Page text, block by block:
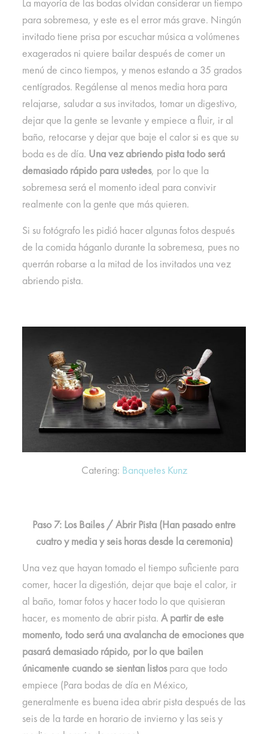
La mayoría de las bodas olvidan considerar un tiempo
para sobremesa, y este es el error más grave. Ningún
invitado tiene prisa por escuchar música a volúmenes
exagerados ni quiere bailar después de comer un
menú de cinco tiempos, y menos estando a 35 grados
centígrados. Regálense al menos media hora para
relajarse, saludar a sus invitados, tomar un digestivo,
dejar que la gente se levante y empiece a fluir, ir al
baño, retocarse y dejar que baje el calor si es que su
boda es de día. Una vez abriendo pista todo será
demasiado rápido para ustedes, por lo que la
sobremesa será el momento ideal para convivir
realmente con la gente que más quieren.
Si su fotógrafo les pidió hacer algunas fotos después
de la comida háganlo durante la sobremesa, pues no
querrán robarse a la mitad de los invitados una vez
abriendo pista.
Catering: Banquetes Kunz
Paso 7: Los Bailes / Abrir Pista (Han pasado entre
cuatro y media y seis horas desde la ceremonia)
Una vez que hayan tomado el tiempo suficiente para
comer, hacer la digestión, dejar que baje el calor, ir
al baño, tomar fotos y hacer todo lo que quisieran
hacer, es momento de abrir pista. A partir de este
momento, todo será una avalancha de emociones que
pasará demasiado rápido, por lo que bailen
únicamente cuando se sientan listospara que todo
empiece (Para bodas de día en México,
generalmente es buena idea abrir pista después de las
seis de la tarde en horario de invierno y las seis y